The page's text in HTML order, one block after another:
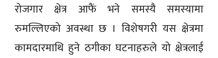
रोजगार क्षेत्र आफैं भने समस्यै समस्यामा
रुमल्लिएको अवस्था छ । विशेषगरी यस क्षेत्रमा
कामदारमाथि हुने ठगीका घटनाहरुले यो क्षेत्रलाई